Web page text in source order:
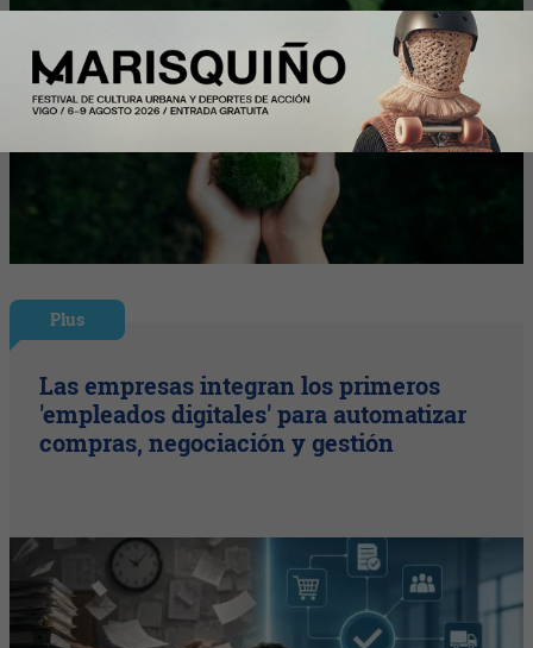
Plus
Las empresas integran los primeros
'empleados digitales' para automatizar
compras, negociación y gestión